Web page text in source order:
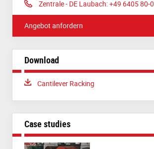
Phone:
Zentrale - DE Laubach: +49 6405 80-0
Angebot anfordern
Download
Download:
Cantilever Racking
Case studies